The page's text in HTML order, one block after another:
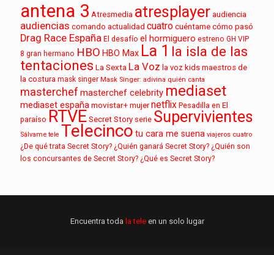
antena 3 Atresmedia atresplayeraudiencia
audiencias comando actualidad cuatrocuéntame cómo pasó
Drag Race España El desafío el hormiguero estreno GH VIP
8 gran hermano HBO HBO Max La 1 la isla de las
tentaciones La Sexta La Voz la voz kids maestros de
la costura mask singer Mask Singer: adivina quién canta
masterchef masterchef celebrity mediaset
mediaset españamovistar+ mujer netflix Pesadilla en El
paraíso RTVE Secret Story serie Supervivientes
Sálvame tele Telecinco tu cara me suena viajeros cuatro
¿De qué trata Secret Story? ¿Quién ganará Secret Story? ¿Quién son
los concursantes de Secret Story? ¿Qué es Secret Story?
Encuentra toda la tele en un solo lugar